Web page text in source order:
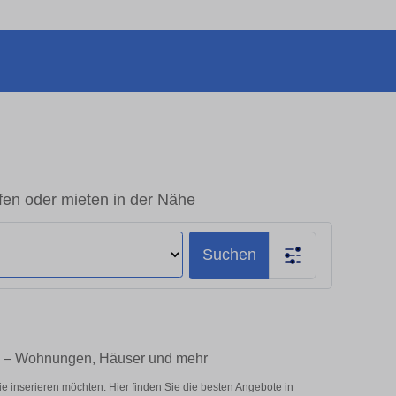
oder mieten in der Nähe
Suchen
Wohnungen, Häuser und mehr
inserieren möchten: Hier finden Sie die besten Angebote in